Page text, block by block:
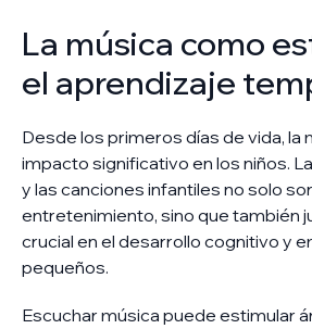
La música como
el aprendizaje
Desde los primeros días de vida, la
impacto significativo en los niños.
y las canciones infantiles no solo
entretenimiento, sino que también
crucial en el desarrollo cognitivo y
pequeños.
Escuchar música puede estimular